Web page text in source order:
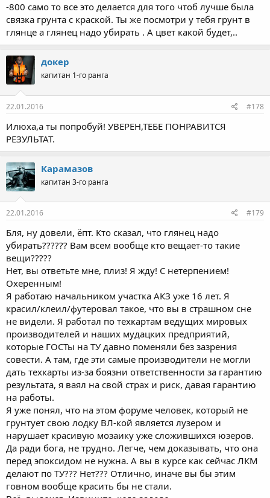
-800 само то все это делается для того чтоб лучше была
связка грунта с краской. Ты же посмотри у тебя грунт в
глянце а глянец надо убирать . А цвет какой будет,..
докер
капитан 1-го ранга
22.01.2016 #178
Илюха,а ты попробуй! УВЕРЕН,ТЕБЕ ПОНРАВИТСЯ
РЕЗУЛЬТАТ.
Карамазов
капитан 3-го ранга
22.01.2016 #179
Бля, ну довели, ёпт. Кто сказал, что глянец надо
убирать?????? Вам всем вообще кто вещает-то такие
вещи?????
Нет, вы ответьте мне, плиз! Я жду! С нетерпением!
Охеренным!
Я работаю начальником участка АКЗ уже 16 лет. Я
красил/клеил/футеровал такое, что вы в страшном сне
не видели. Я работал по техкартам ведущих мировых
производителей и наших мудацких предприятий,
которые ГОСТы на ТУ давно поменяли без зазрения
совести. А там, где эти самые производители не могли
дать техкарты из-за боязни ответственности за гарантию
результата, я ваял на свой страх и риск, давая гарантию
на работы.
Я уже понял, что на этом форуме человек, который не
грунтует свою лодку ВЛ-кой является лузером и
нарушает красивую мозаику уже сложившихся юзеров.
Да ради бога, не трудно. Легче, чем доказывать, что она
перед эпоксидом не нужна. А вы в курсе как сейчас ЛКМ
делают по ТУ??? Нет??? Отлично, иначе вы бы этим
говном вообще красить бы не стали.